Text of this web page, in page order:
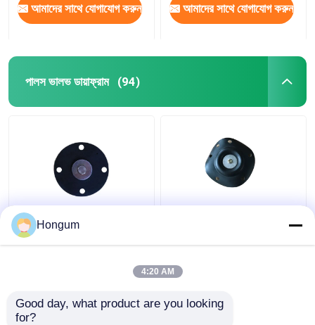
আমাদের সাথে যোগাযোগ করুন আমাদের সাথে যোগাযোগ করুন
পালস ভালভ ডায়াফ্রাম (94)
সিআর এফআর ফিল্টার পালস ভালভ
ডায়াফ্রাম বার্ধক্য প্রতিরোধ
Hongum
4:20 AM
Good day, what product are you looking
for?